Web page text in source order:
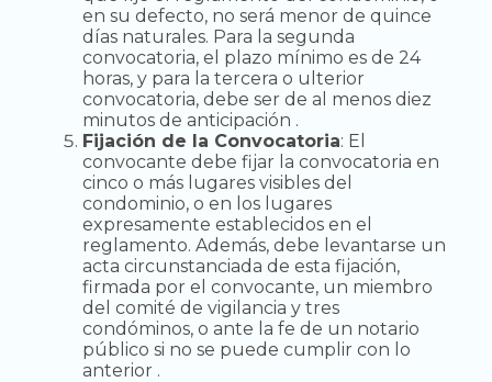
en su defecto, no será menor de quince
días naturales. Para la segunda
convocatoria, el plazo mínimo es de 24
horas, y para la tercera o ulterior
convocatoria, debe ser de al menos diez
minutos de anticipación .
Fijación de la Convocatoria: El
convocante debe fijar la convocatoria en
cinco o más lugares visibles del
condominio, o en los lugares
expresamente establecidos en el
reglamento. Además, debe levantarse un
acta circunstanciada de esta fijación,
firmada por el convocante, un miembro
del comité de vigilancia y tres
condóminos, o ante la fe de un notario
público si no se puede cumplir con lo
anterior .